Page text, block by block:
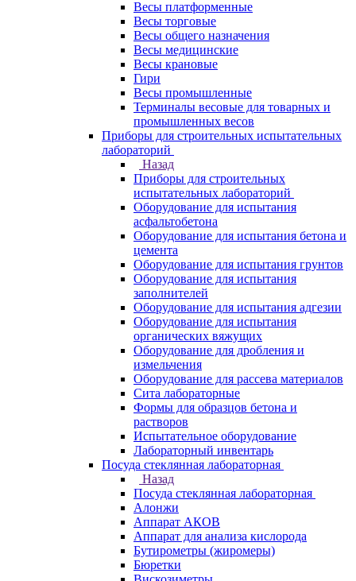
Весы платформенные
Весы торговые
Весы общего назначения
Весы медицинские
Весы крановые
Гири
Весы промышленные
Терминалы весовые для товарных и
промышленных весов
Приборы для строительных испытательных
лабораторий
Назад
Приборы для строительных
испытательных лабораторий
Оборудование для испытания
асфальтобетона
Оборудование для испытания бетона и
цемента
Оборудование для испытания грунтов
Оборудование для испытания
заполнителей
Оборудование для испытания адгезии
Оборудование для испытания
органических вяжущих
Оборудование для дробления и
измельчения
Оборудование для рассева материалов
Сита лабораторные
Формы для образцов бетона и
растворов
Испытательное оборудование
Лабораторный инвентарь
Посуда стеклянная лабораторная
Назад
Посуда стеклянная лабораторная
Алонжи
Аппарат АКОВ
Аппарат для анализа кислорода
Бутирометры (жиромеры)
Бюретки